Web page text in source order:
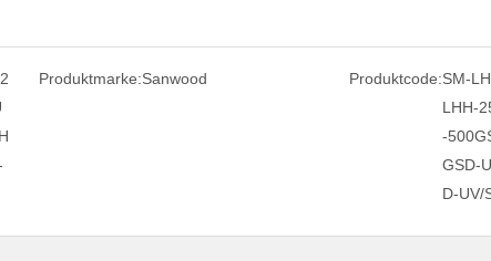
Produktmarke:Sanwood Produktcode:SM-
LHH-
-
GSD-
D-UV/